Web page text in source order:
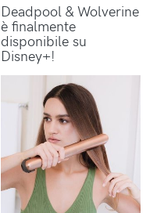
Deadpool & Wolverine
è finalmente
disponibile su
Disney+!